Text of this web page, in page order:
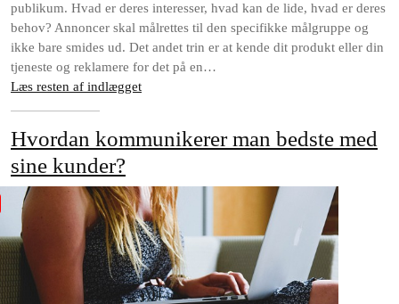
publikum. Hvad er deres interesser, hvad kan de lide, hvad er deres
behov? Annoncer skal målrettes til den specifikke målgruppe og
ikke bare smides ud. Det andet trin er at kende dit produkt eller din
tjeneste og reklamere for det på en…
Læs resten af indlægget
Hvordan kommunikerer man bedste med
sine kunder?